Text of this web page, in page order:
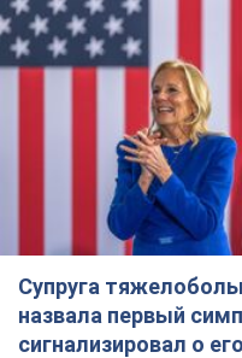
Супруга
назвала первый
сигнализировал о